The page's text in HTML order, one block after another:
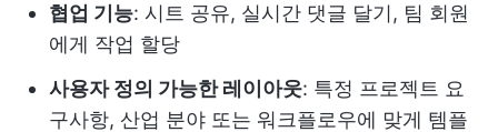
협업 기능: 시트 공유, 실시간 댓글 달기, 팀 회원
에게 작업 할당
사용자 정의 가능한 레이아웃: 특정 프로젝트 요
구사항, 산업 분야 또는 워크플로우에 맞게 템플